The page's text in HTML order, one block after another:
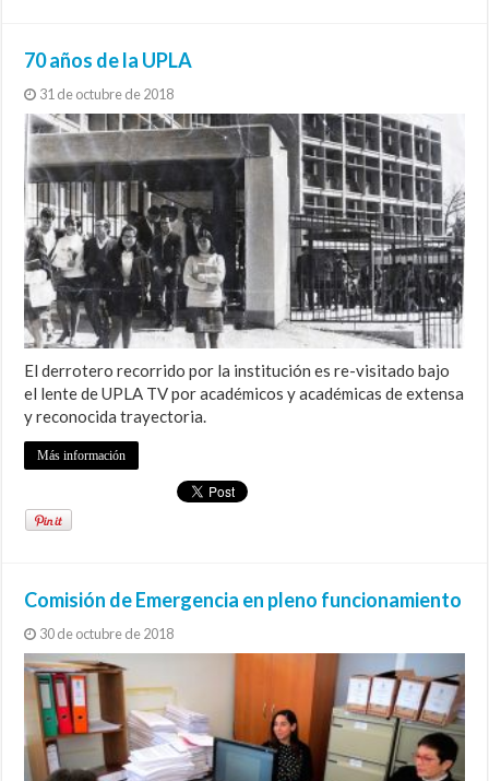
70 años de la UPLA
31 de octubre de 2018
El derrotero recorrido por la institución es re-visitado bajo
el lente de UPLA TV por académicos y académicas de extensa
y reconocida trayectoria.
Más información
Comisión de Emergencia en pleno funcionamiento
30 de octubre de 2018